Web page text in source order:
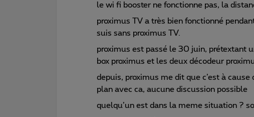
le wi fi booster ne fonctionne pas, la
proximus TV a très bien fonctionné
suis sans proximus TV.
proximus est passé le 30 juin, prétextant
box proximus et les deux décodeur
depuis, proximus me dit que c’est à cause
plan avec ca, aucune discussion possible
quelqu’un est dans la meme situation ?